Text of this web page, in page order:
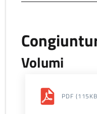
Volumi
PDF